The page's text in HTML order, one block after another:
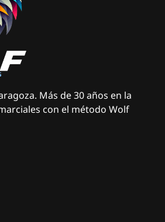
Más de 30 años en la
con el método Wolf